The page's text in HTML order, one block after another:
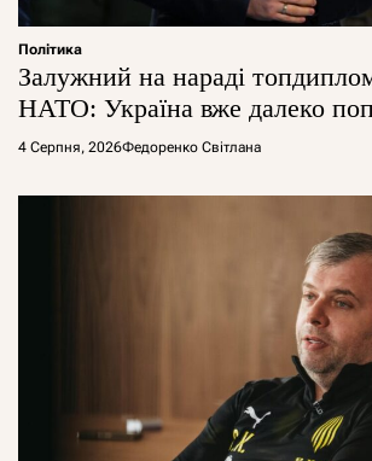
Політика
Залужний на нараді
НАТО: Україна вже далеко
4 Серпня, 2026Федоренко Світлана